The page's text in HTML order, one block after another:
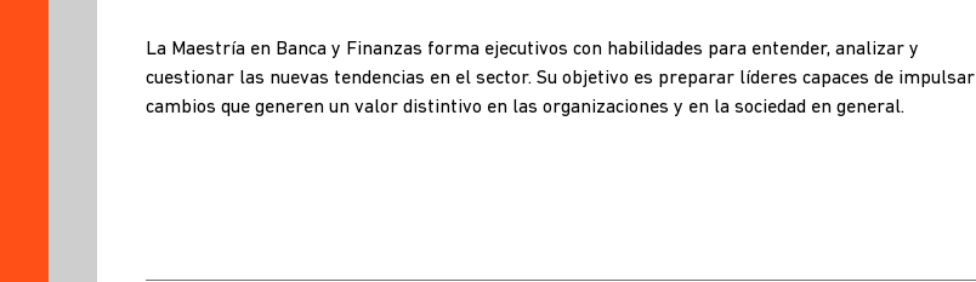
BANCAAYUDA
A
La Maestría en Banca y Finanzas forma ejecutivos con habilidades para entender, analizar y
cuestionar las nuevas tendencias en el sector. Su objetivo es preparar líderes capaces de impulsar
cambios que generen un valor distintivo en las organizaciones y en la sociedad en general.